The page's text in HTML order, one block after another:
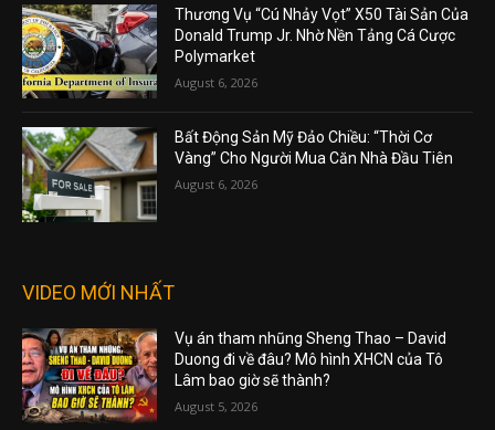
Thương Vụ “Cú Nhảy Vọt” X50 Tài Sản Của
Donald Trump Jr. Nhờ Nền Tảng Cá Cược
Polymarket
August 6, 2026
Bất Động Sản Mỹ Đảo Chiều: “Thời Cơ
Vàng” Cho Người Mua Căn Nhà Đầu Tiên
August 6, 2026
VIDEO MỚI NHẤT
Vụ án tham nhũng Sheng Thao – David
Duong đi về đâu? Mô hình XHCN của Tô
Lâm bao giờ sẽ thành?
August 5, 2026